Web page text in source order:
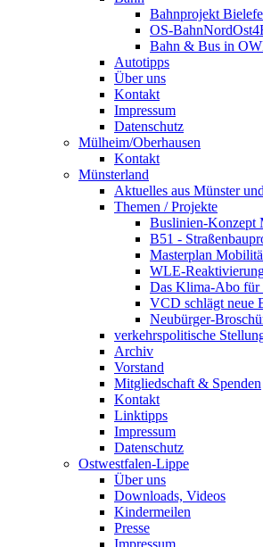
Bahnprojekt
OS-
Bahn & Bus in
Autotipps
Über uns
Kontakt
Impressum
Datenschutz
Mülheim/Oberhausen
Kontakt
Münsterland
Aktuelles aus Münster
Themen / Projekte
Buslinien-Konzept
B51 -
Masterplan
WLE-
Das Klima-Abo für
VCD schlägt neue
Neubürger-
verkehrspolitische
Archiv
Vorstand
Mitgliedschaft & Spenden
Kontakt
Linktipps
Impressum
Datenschutz
Ostwestfalen-Lippe
Über uns
Downloads, Videos
Kindermeilen
Presse
Impressum